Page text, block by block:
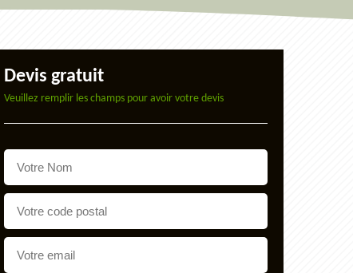
Devis gratuit
Veuillez remplir les champs pour avoir votre devis